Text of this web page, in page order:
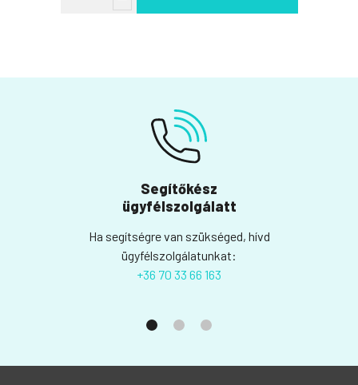
Segítőkész
ügyfélszolgálatt
Ha segítségre van szükséged, hívd
ügyfélszolgálatunkat:
+36 70 33 66 163